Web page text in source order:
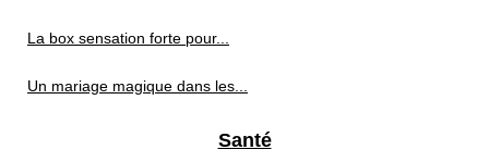
La box sensation forte pour...
Un mariage magique dans les...
Santé